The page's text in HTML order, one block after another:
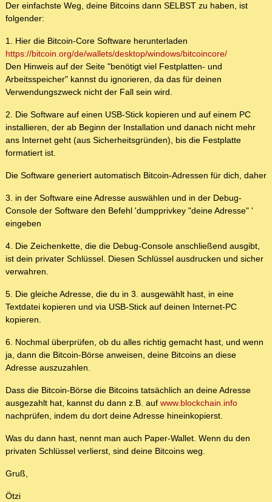
Der einfachste Weg, deine Bitcoins dann SELBST zu haben, ist
folgender:
1. Hier die Bitcoin-Core Software herunterladen
https://bitcoin.org/de/wallets/desktop/windows/bitcoincore/
Den Hinweis auf der Seite "benötigt viel Festplatten- und
Arbeitsspeicher" kannst du ignorieren, da das für deinen
Verwendungszweck nicht der Fall sein wird.
2. Die Software auf einen USB-Stick kopieren und auf einem PC
installieren, der ab Beginn der Installation und danach nicht mehr
ans Internet geht (aus Sicherheitsgründen), bis die Festplatte
formatiert ist.
Die Software generiert automatisch Bitcoin-Adressen für dich, daher
3. in der Software eine Adresse auswählen und in der Debug-
Console der Software den Befehl 'dumpprivkey "deine Adresse" '
eingeben
4. Die Zeichenkette, die die Debug-Console anschließend ausgibt,
ist dein privater Schlüssel. Diesen Schlüssel ausdrucken und sicher
verwahren.
5. Die gleiche Adresse, die du in 3. ausgewählt hast, in eine
Textdatei kopieren und via USB-Stick auf deinen Internet-PC
kopieren.
6. Nochmal überprüfen, ob du alles richtig gemacht hast, und wenn
ja, dann die Bitcoin-Börse anweisen, deine Bitcoins an diese
Adresse auszuzahlen.
Dass die Bitcoin-Börse die Bitcoins tatsächlich an deine Adresse
ausgezahlt hat, kannst du dann z.B. auf www.blockchain.info
nachprüfen, indem du dort deine Adresse hineinkopierst.
Was du dann hast, nennt man auch Paper-Wallet. Wenn du den
privaten Schlüssel verlierst, sind deine Bitcoins weg.
Gruß,
Ötzi